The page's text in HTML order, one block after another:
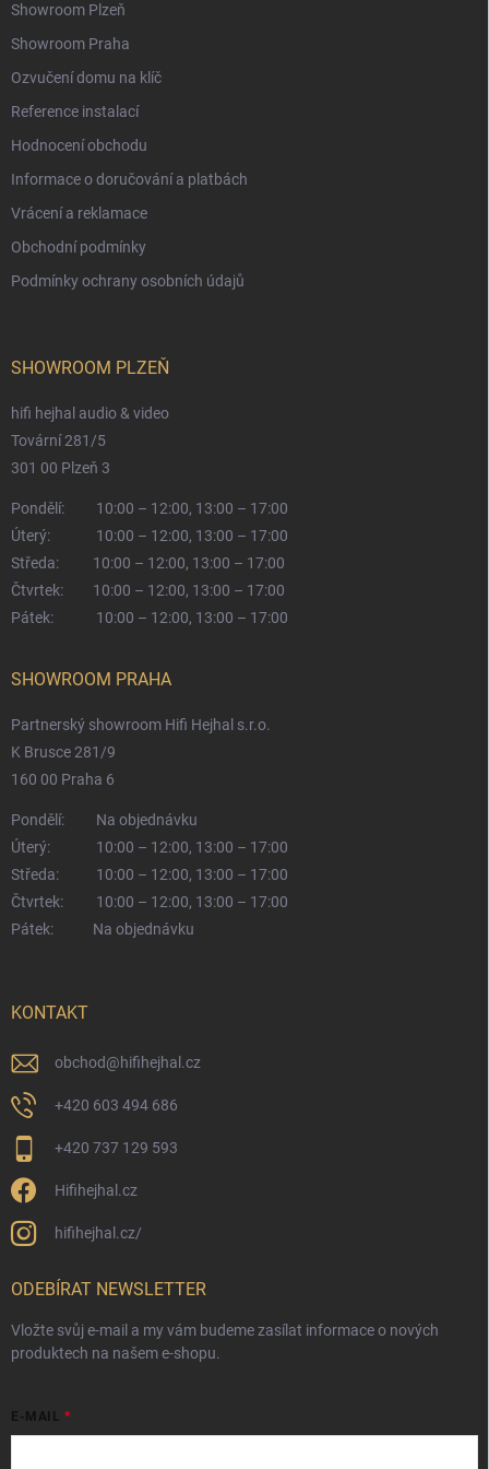
Showroom Plzeň
Showroom Praha
Ozvučení domu na klíč
Reference instalací
Hodnocení obchodu
Informace o doručování a platbách
Vrácení a reklamace
Obchodní podmínky
Podmínky ochrany osobních údajů
SHOWROOM PLZEŇ
hifi hejhal audio & video
Tovární 281/5
301 00 Plzeň 3
Pondělí:
10:00 – 12:00, 13:00 – 17:00
Úterý:
10:00 – 12:00, 13:00 – 17:00
Středa:
10:00 – 12:00, 13:00 – 17:00
Čtvrtek:
10:00 – 12:00, 13:00 – 17:00
Pátek:
10:00 – 12:00, 13:00 – 17:00
SHOWROOM PRAHA
Partnerský showroom Hifi Hejhal s.r.o.
K Brusce 281/9
160 00 Praha 6
Pondělí:
Na objednávku
Úterý:
10:00 – 12:00, 13:00 – 17:00
Středa:
10:00 – 12:00, 13:00 – 17:00
Čtvrtek:
10:00 – 12:00, 13:00 – 17:00
Pátek:
Na objednávku
KONTAKT
obchod@hifihejhal.cz
+420 603 494 686
+420 737 129 593
Hifihejhal.cz
hifihejhal.cz/
ODEBÍRAT NEWSLETTER
Vložte svůj e-mail a my vám budeme zasílat informace o nových
produktech na našem e-shopu.
E-MAIL